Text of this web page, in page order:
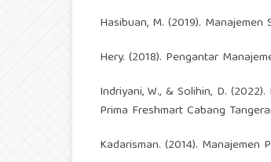
Hasibuan, M. (2019).
Hery. (2018). Pengantar
Indriyani, W., & Solihin, D.
Prima Freshmart Cabang
Kadarisman. (2014). Manajemen